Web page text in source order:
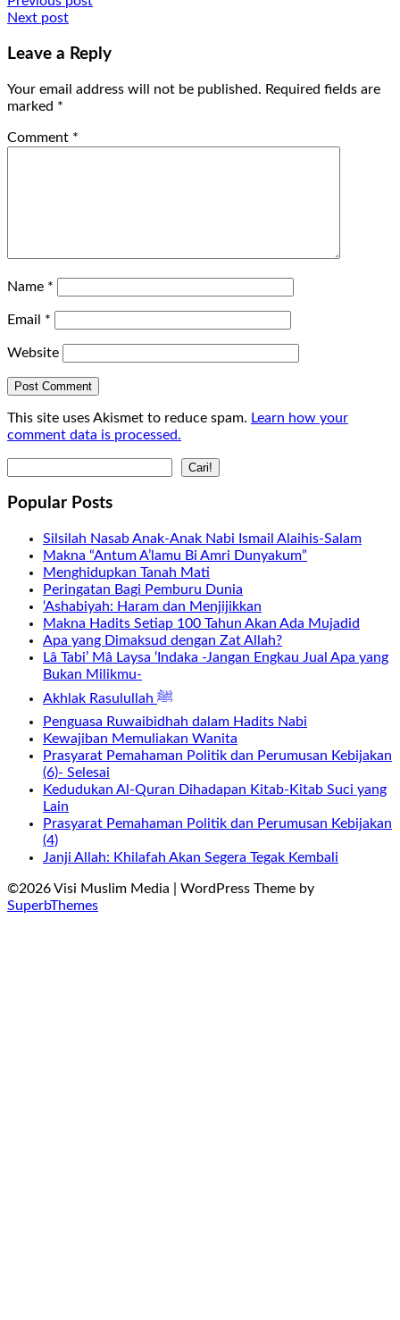
Post
navigation
Next post
Leave a Reply
Your email address will not be published. Required fields are
marked *
Comment *
Name *
Email *
Website
This site uses Akismet to reduce spam. Learn how your
comment data is processed.
Cari!
Popular Posts
Silsilah Nasab Anak-Anak Nabi Ismail Alaihis-Salam
Makna “Antum A’lamu Bi Amri Dunyakum”
Menghidupkan Tanah Mati
Peringatan Bagi Pemburu Dunia
‘Ashabiyah: Haram dan Menjijikkan
Makna Hadits Setiap 100 Tahun Akan Ada Mujadid
Apa yang Dimaksud dengan Zat Allah?
Lâ Tabi’ Mâ Laysa ‘Indaka -Jangan Engkau Jual Apa yang
Bukan Milikmu-
Akhlak Rasulullah ﷺ
Penguasa Ruwaibidhah dalam Hadits Nabi
Kewajiban Memuliakan Wanita
Prasyarat Pemahaman Politik dan Perumusan Kebijakan
(6)- Selesai
Kedudukan Al-Quran Dihadapan Kitab-Kitab Suci yang
Lain
Prasyarat Pemahaman Politik dan Perumusan Kebijakan
(4)
Janji Allah: Khilafah Akan Segera Tegak Kembali
©2026 Visi Muslim Media
| WordPress Theme by
SuperbThemes